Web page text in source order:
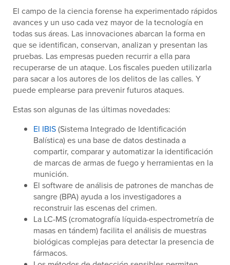
El campo de la ciencia forense ha experimentado rápidos
avances y un uso cada vez mayor de la tecnología en
todas sus áreas. Las innovaciones abarcan la forma en
que se identifican, conservan, analizan y presentan las
pruebas. Las empresas pueden recurrir a ella para
recuperarse de un ataque. Los fiscales pueden utilizarla
para sacar a los autores de los delitos de las calles. Y
puede emplearse para prevenir futuros ataques.
Estas son algunas de las últimas novedades:
El IBIS(Sistema Integrado de Identificación
Balística) es una base de datos destinada a
compartir, comparar y automatizar la identificación
de marcas de armas de fuego y herramientas en la
munición.
El software de análisis de patrones de manchas de
sangre (BPA) ayuda a los investigadores a
reconstruir las escenas del crimen.
La LC-MS (cromatografía líquida-espectrometría de
masas en tándem) facilita el análisis de muestras
biológicas complejas para detectar la presencia de
fármacos.